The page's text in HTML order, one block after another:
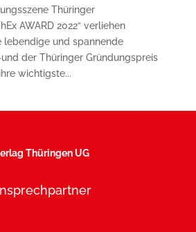
Thüringer
AWARD 2022“ verliehen
lebendige und spannende
der Thüringer Gründungspreis
wichtigste...
Thüringen UG